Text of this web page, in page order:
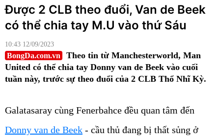
Được 2 CLB theo đuổi, Van de Beek
có thể chia tay M.U vào thứ Sáu
10:43 12/09/2023
BongDa.com.vn
Theo tin từ Manchesterworld, Man
United có thể chia tay Donny van de Beek vào cuối
tuần này, trước sự theo đuổi của 2 CLB Thổ Nhĩ Kỳ.
Galatasaray cùng Fenerbahce đều quan tâm đến
Donny van de Beek - cầu thủ đang bị thất sủng ở